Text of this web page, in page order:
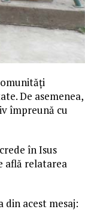
De asemenea,
împreună cu
în Isus
află relatarea
din acest mesaj: